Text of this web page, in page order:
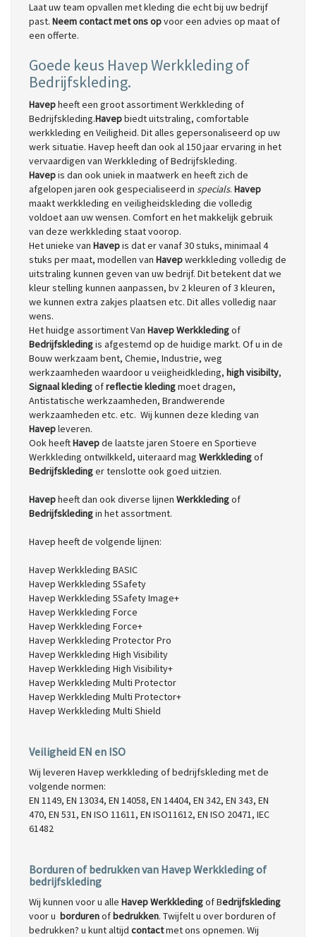
Laat uw team opvallen met kleding die echt bij uw bedrijf
past. Neem contact met ons opvoor een advies op maat of
een offerte.
Goede keus Havep Werkkleding of
Bedrijfskleding.
Havepheeft een groot assortiment Werkkleding of
Bedrijfskleding.Havepbiedt uitstraling, comfortable
werkkleding en Veiligheid. Dit alles gepersonaliseerd op uw
werk situatie. Havep heeft dan ook al 150 jaar ervaring in het
vervaardigen van Werkkleding of Bedrijfskleding.
Havepis dan ook uniek in maatwerk en heeft zich de
afgelopen jaren ook gespecialiseerd in specials. Havep
maakt werkkleding en veiligheidskleding die volledig
voldoet aan uw wensen. Comfort en het makkelijk gebruik
van deze werkkleding staat voorop.
Het unieke van Havepis dat er vanaf 30 stuks, minimaal 4
stuks per maat, modellen van Havepwerkkleding volledig de
uitstraling kunnen geven van uw bedrijf. Dit betekent dat we
kleur stelling kunnen aanpassen, bv 2 kleuren of 3 kleuren,
we kunnen extra zakjes plaatsen etc. Dit alles volledig naar
wens.
Het huidge assortiment Van Havep Werkkledingof
Bedrijfskledingis afgestemd op de huidige markt. Of u in de
Bouw werkzaam bent, Chemie, Industrie, weg
werkzaamheden waardoor u veiigheidkleding, high visibilty,
Signaal kledingofreflectie kledingmoet dragen,
Antistatische werkzaamheden, Brandwerende
werkzaamheden etc. etc. Wij kunnen deze kleding van
Havepleveren.
Ook heeftHavepde laatste jaren Stoere en Sportieve
Werkkleding ontwilkkeld, uiteraard mag Werkkledingof
Bedrijfskledinger tenslotte ook goed uitzien.
Havepheeft dan ook diverse lijnen Werkkledingof
Bedrijfskledingin het assortment.
Havep heeft de volgende lijnen:
Havep Werkkleding BASIC
Havep Werkkleding 5Safety
Havep Werkkleding 5Safety Image+
Havep Werkkleding Force
Havep Werkkleding Force+
Havep Werkkleding Protector Pro
Havep Werkkleding High Visibility
Havep Werkkleding High Visibility+
Havep Werkkleding Multi Protector
Havep Werkkleding Multi Protector+
Havep Werkkleding Multi Shield
Veiligheid EN en ISO
Wij leveren Havep werkkleding of bedrijfskleding met de
volgende normen:
EN 1149, EN 13034, EN 14058, EN 14404, EN 342, EN 343, EN
470, EN 531, EN ISO 11611, EN ISO11612, EN ISO 20471, IEC
61482
Borduren of bedrukken van Havep Werkkleding of
bedrijfskleding
Wij kunnen voor u alle Havep Werkkledingof Bedrijfskleding
voor u bordurenofbedrukken. Twijfelt u over borduren of
bedrukken? u kunt altijd contactmet ons opnemen. Wij